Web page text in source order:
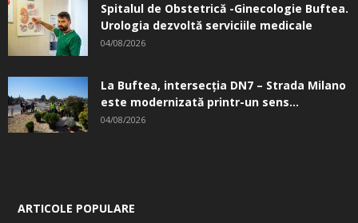
Spitalul de Obstetrică -Ginecologie Buftea.
Urologia dezvoltă serviciile medicale
04/08/2026
La Buftea, intersecţia DN7 – Strada Milano
este modernizată printr-un sens...
04/08/2026
ARTICOLE POPULARE